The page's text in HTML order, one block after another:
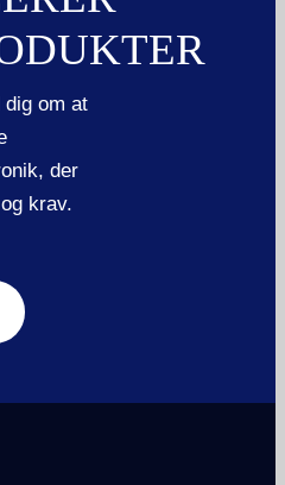
dig om at
der
krav.